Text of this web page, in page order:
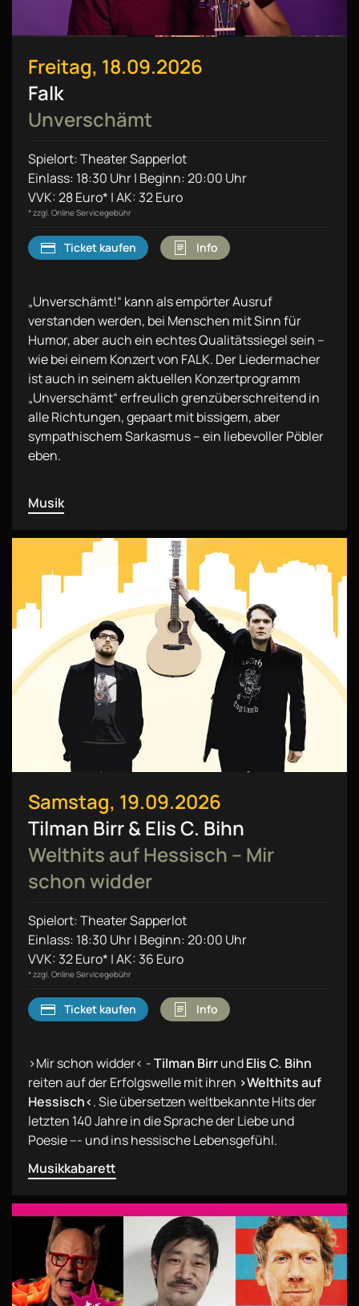
Freitag, 18.09.2026
Falk
Unverschämt
Spielort: Theater Sapperlot
Einlass: 18:30 Uhr | Beginn: 20:00 Uhr
VVK: 28 Euro* | AK: 32 Euro
* zzgl. Online Servicegebühr
Ticket kaufen Info
„Unverschämt!“ kann als empörter Ausruf
verstanden werden, bei Menschen mit Sinn für
Humor, aber auch ein echtes Qualitätssiegel sein –
wie bei einem Konzert von FALK. Der Liedermacher
ist auch in seinem aktuellen Konzertprogramm
„Unverschämt“ erfreulich grenzüberschreitend in
alle Richtungen, gepaart mit bissigem, aber
sympathischem Sarkasmus – ein liebevoller Pöbler
eben.
Musik
Samstag, 19.09.2026
Tilman Birr & Elis C. Bihn
Welthits auf Hessisch – Mir
schon widder
Spielort: Theater Sapperlot
Einlass: 18:30 Uhr | Beginn: 20:00 Uhr
VVK: 32 Euro* | AK: 36 Euro
* zzgl. Online Servicegebühr
Ticket kaufen Info
›Mir schon widder‹ -Tilman BirrundElis C. Bihn
reiten auf der Erfolgswelle mit ihren ›Welthits auf
Hessisch‹. Sie übersetzen weltbekannte Hits der
letzten 140 Jahre in die Sprache der Liebe und
Poesie –- und ins hessische Lebensgefühl.
Musikkabarett